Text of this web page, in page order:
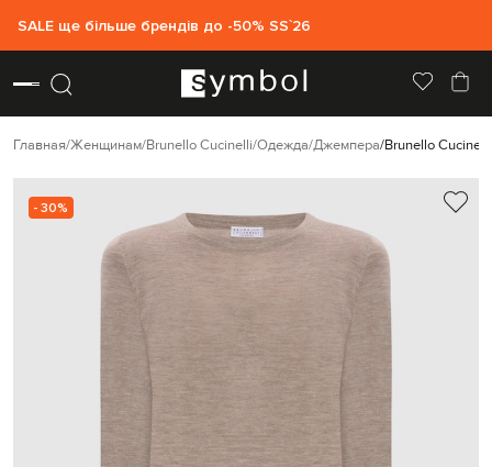
SALE ще більше брендів до -50% SS`26
Главная Женщинам Brunello Cucinelli Одежда Джемпера Brunello
- 30%